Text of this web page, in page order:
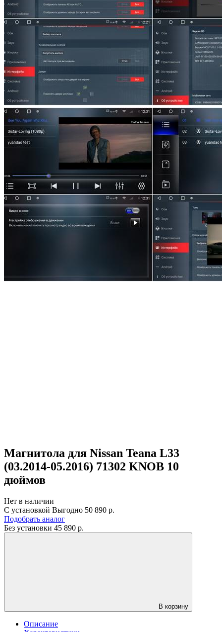
Магнитола для Nissan Teana L33
(03.2014-05.2016) 71302 KNOB 10
дюймов
Нет в наличии
С установкой Выгодно 50 890 р.
Подобрать аналог
Без установки 45 890 р.
В корзину
Описание